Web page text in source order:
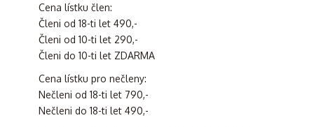
Cena lístku člen:
Členi od 18-ti let 490,-
Členi od 10-ti let 290,-
Členi do 10-ti let ZDARMA
Cena lístku pro nečleny:
Nečleni od 18-ti let 790,-
Nečleni do 18-ti let 490,-